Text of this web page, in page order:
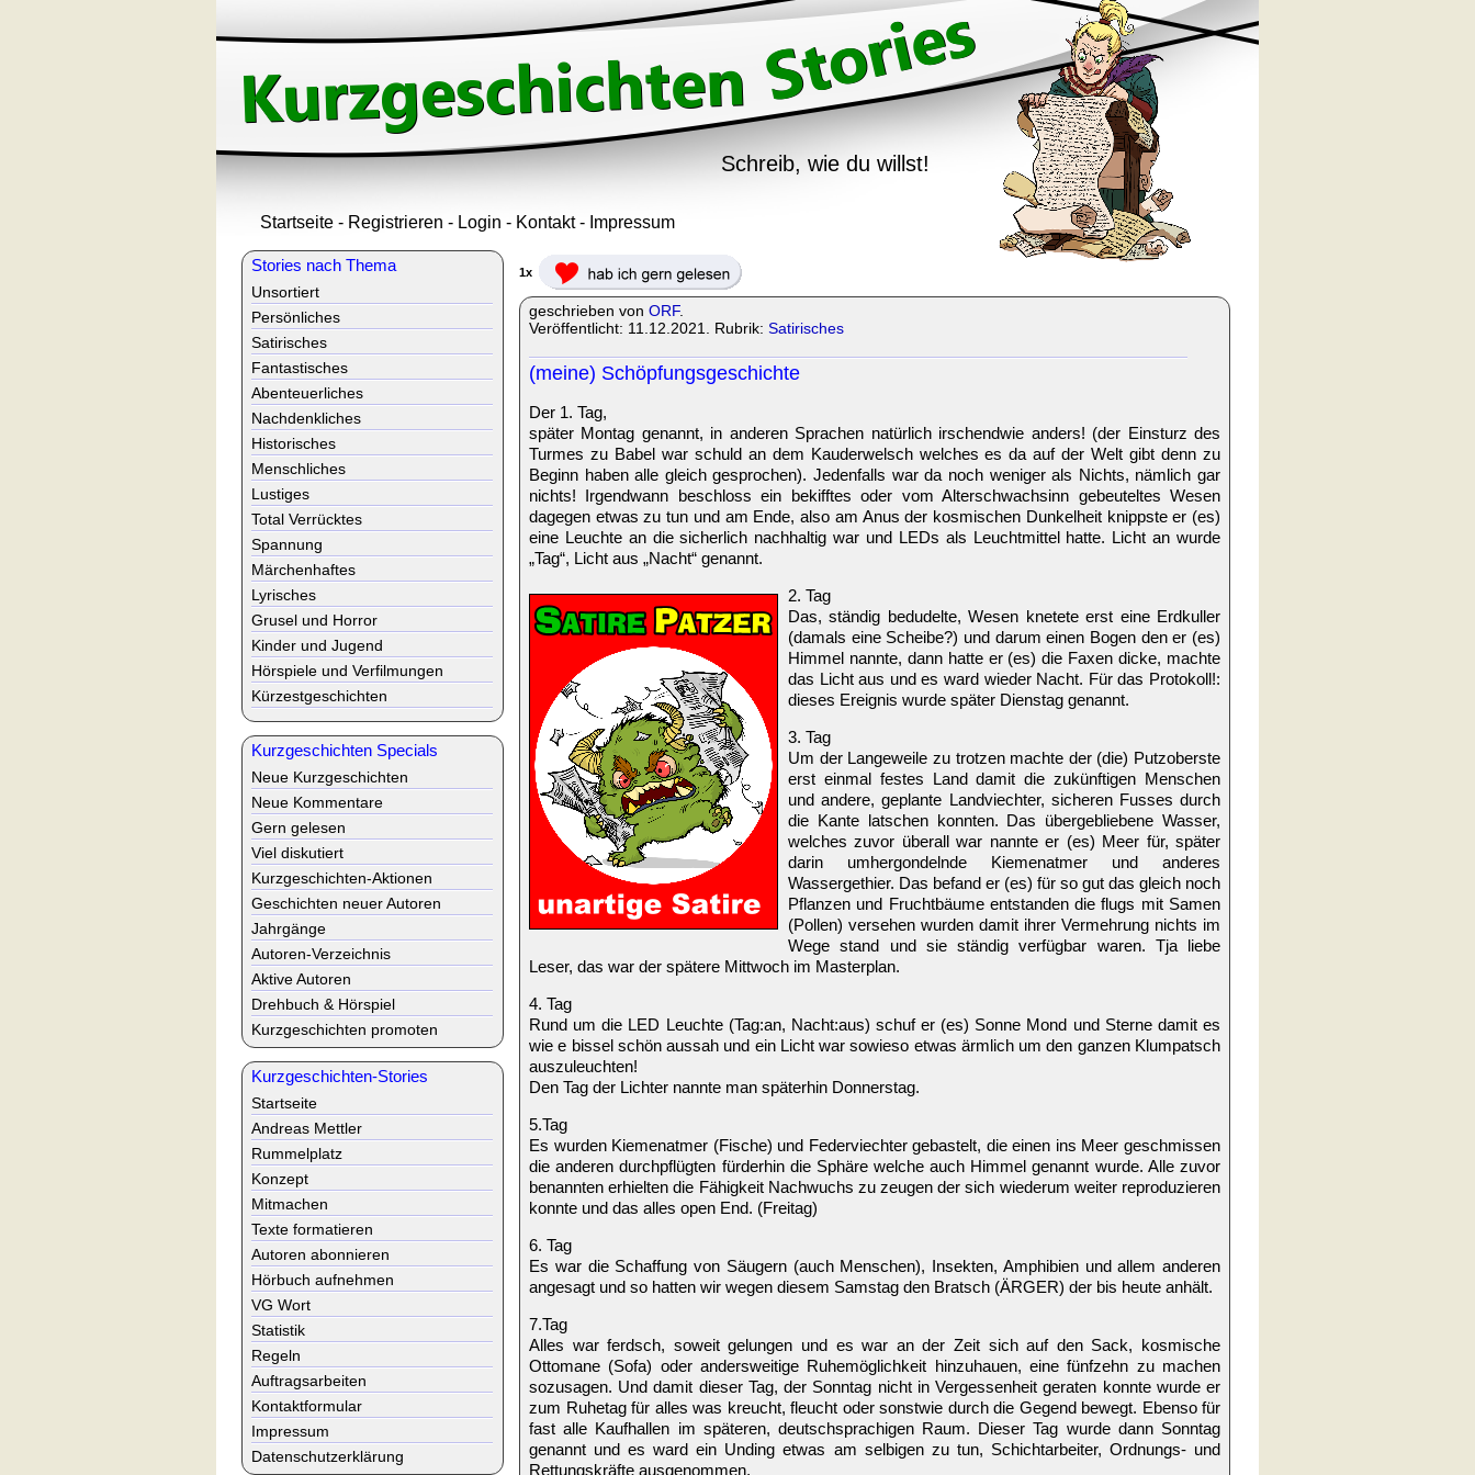
Schreib, wie du willst!
Startseite - Registrieren - Login - Kontakt- Impressum
1x
geschrieben von ORF.
Veröffentlicht: 11.12.2021. Rubrik: Satirisches
(meine) Schöpfungsgeschichte
Der 1. Tag,
später Montag genannt, in anderen Sprachen natürlich irschendwie anders! (der Einsturz des
Turmes zu Babel war schuld an dem Kauderwelsch welches es da auf der Welt gibt denn zu
Beginn haben alle gleich gesprochen). Jedenfalls war da noch weniger als Nichts, nämlich gar
nichts! Irgendwann beschloss ein bekifftes oder vom Alterschwachsinn gebeuteltes Wesen
dagegen etwas zu tun und am Ende, also am Anus der kosmischen Dunkelheit knippste er (es)
eine Leuchte an die sicherlich nachhaltig war und LEDs als Leuchtmittel hatte. Licht an wurde
„Tag“, Licht aus „Nacht“ genannt.
2. Tag
Das, ständig bedudelte, Wesen knetete erst eine Erdkuller
(damals eine Scheibe?) und darum einen Bogen den er (es)
Himmel nannte, dann hatte er (es) die Faxen dicke, machte
das Licht aus und es ward wieder Nacht. Für das Protokoll!:
dieses Ereignis wurde später Dienstag genannt.
3. Tag
Um der Langeweile zu trotzen machte der (die) Putzoberste
erst einmal festes Land damit die zukünftigen Menschen
und andere, geplante Landviechter, sicheren Fusses durch
die Kante latschen konnten. Das übergebliebene Wasser,
welches zuvor überall war nannte er (es) Meer für, später
darin umhergondelnde Kiemenatmer und anderes
Wassergethier. Das befand er (es) für so gut das gleich noch
Pflanzen und Fruchtbäume entstanden die flugs mit Samen
(Pollen) versehen wurden damit ihrer Vermehrung nichts im
Wege stand und sie ständig verfügbar waren. Tja liebe
Leser, das war der spätere Mittwoch im Masterplan.
4. Tag
Rund um die LED Leuchte (Tag:an, Nacht:aus) schuf er (es) Sonne Mond und Sterne damit es
wie e bissel schön aussah und ein Licht war sowieso etwas ärmlich um den ganzen Klumpatsch
auszuleuchten!
Den Tag der Lichter nannte man späterhin Donnerstag.
5.Tag
Es wurden Kiemenatmer (Fische) und Federviechter gebastelt, die einen ins Meer geschmissen
die anderen durchpflügten fürderhin die Sphäre welche auch Himmel genannt wurde. Alle zuvor
benannten erhielten die Fähigkeit Nachwuchs zu zeugen der sich wiederum weiter reproduzieren
konnte und das alles open End. (Freitag)
6. Tag
Es war die Schaffung von Säugern (auch Menschen), Insekten, Amphibien und allem anderen
angesagt und so hatten wir wegen diesem Samstag den Bratsch (ÄRGER) der bis heute anhält.
7.Tag
Alles war ferdsch, soweit gelungen und es war an der Zeit sich auf den Sack, kosmische
Ottomane (Sofa) oder andersweitige Ruhemöglichkeit hinzuhauen, eine fünfzehn zu machen
sozusagen. Und damit dieser Tag, der Sonntag nicht in Vergessenheit geraten konnte wurde er
zum Ruhetag für alles was kreucht, fleucht oder sonstwie durch die Gegend bewegt. Ebenso für
fast alle Kaufhallen im späteren, deutschsprachigen Raum. Dieser Tag wurde dann Sonntag
genannt und es ward ein Unding etwas am selbigen zu tun, Schichtarbeiter, Ordnungs- und
Rettungskräfte ausgenommen,
Stories nach Thema
Unsortiert
Persönliches
Satirisches
Fantastisches
Abenteuerliches
Nachdenkliches
Historisches
Menschliches
Lustiges
Total Verrücktes
Spannung
Märchenhaftes
Lyrisches
Grusel und Horror
Kinder und Jugend
Hörspiele und Verfilmungen
Kürzestgeschichten
Kurzgeschichten Specials
Neue Kurzgeschichten
Neue Kommentare
Gern gelesen
Viel diskutiert
Kurzgeschichten-Aktionen
Geschichten neuer Autoren
Jahrgänge
Autoren-Verzeichnis
Aktive Autoren
Drehbuch & Hörspiel
Kurzgeschichten promoten
Kurzgeschichten-Stories
Startseite
Andreas Mettler
Rummelplatz
Konzept
Mitmachen
Texte formatieren
Autoren abonnieren
Hörbuch aufnehmen
VG Wort
Statistik
Regeln
Auftragsarbeiten
Kontaktformular
Impressum
Datenschutzerklärung